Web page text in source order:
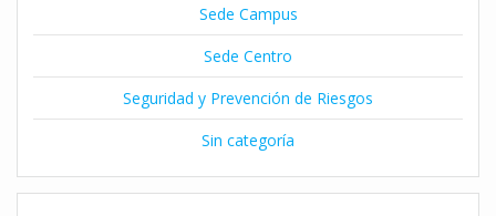
Sede Campus
Sede Centro
Seguridad y Prevención de Riesgos
Sin categoría